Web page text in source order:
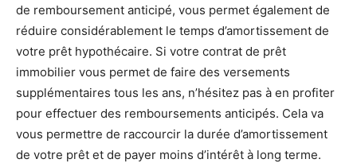
de remboursement anticipé, vous permet également de
réduire considérablement le temps d’amortissement de
votre prêt hypothécaire. Si votre contrat de prêt
immobilier vous permet de faire des versements
supplémentaires tous les ans, n’hésitez pas à en profiter
pour effectuer des remboursements anticipés. Cela va
vous permettre de raccourcir la durée d’amortissement
de votre prêt et de payer moins d’intérêt à long terme.